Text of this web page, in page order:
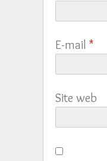
E-mail *
Site web